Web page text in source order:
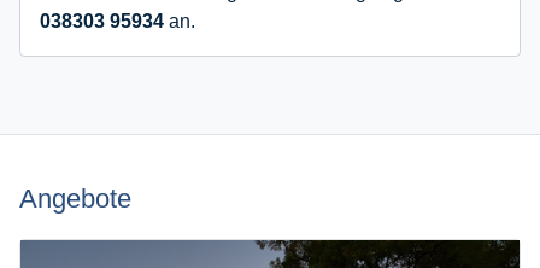
038303 95934 an.
Angebote